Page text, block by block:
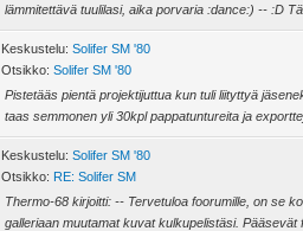
lämmitettävä tuulilasi, aika porvaria :dance:) -- :D
Keskustelu:Solifer SM '80
Otsikko:Solifer SM '80
Pistetääs pientä projektijuttua kun tuli liityttyä
taas semmonen yli 30kpl pappatuntureita ja
Keskustelu:Solifer SM '80
Otsikko: RE: Solifer SM
Thermo-68 kirjoitti: -- Tervetuloa foorumille, on se
galleriaan muutamat kuvat kulkupelistäsi. Pääsevät